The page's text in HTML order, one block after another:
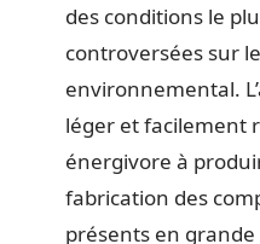
des conditions le
controversées sur
environnemental.
léger et facilement
énergivore à
fabrication des
présents en